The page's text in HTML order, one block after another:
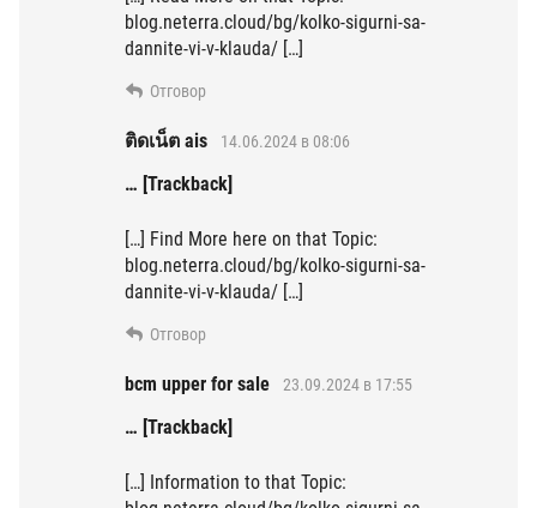
blog.neterra.cloud/bg/kolko-sigurni-sa-
dannite-vi-v-klauda/ […]
Отговор
ติดเน็ต ais 14.06.2024 в 08:06
… [Trackback]
[…] Find More here on that Topic:
blog.neterra.cloud/bg/kolko-sigurni-sa-
dannite-vi-v-klauda/ […]
Отговор
bcm upper for sale 23.09.2024 в 17:55
… [Trackback]
[…] Information to that Topic: